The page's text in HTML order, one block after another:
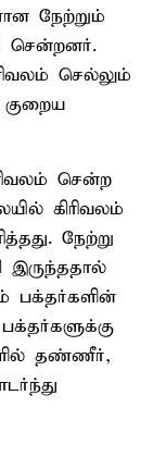
நேற்றும்
சென்றனர்.
செல்லும்
சென்ற
கிரிவலம்
நேற்று
இருந்ததால்
பக்தர்களின்
தண்ணீர்,